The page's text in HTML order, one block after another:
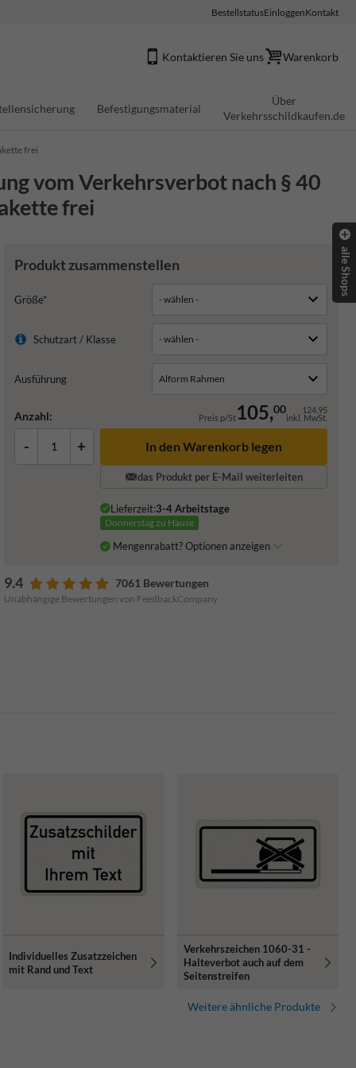
BestellstatusEinloggenKontakt
Kontaktieren Sie uns Warenkorb
Befestigungsmaterial
Über
Verkehrsschildkaufen.de
frei
vom Verkehrsverbot nach § 40
frei
Produkt zusammenstellen
Größe*
Schutzart / Klasse
Ausführung
Anzahl: Preis p/St105,00 124,95
inkl. MwSt.
- + In den Warenkorb legen
das Produkt per E-Mail weiterleiten
Lieferzeit:3-4 Arbeitstage
Donnerstag zu Hause
Mengenrabatt? Optionen anzeigen
9.4 7061 Bewertungen
Unabhängige Bewertungen von FeedbackCompany
Individuelles Zusatzzeichen
mit Rand und Text
Verkehrszeichen 1060-31 -
Halteverbot auch auf dem
Seitenstreifen
Weitere ähnliche Produkte
alle Shops